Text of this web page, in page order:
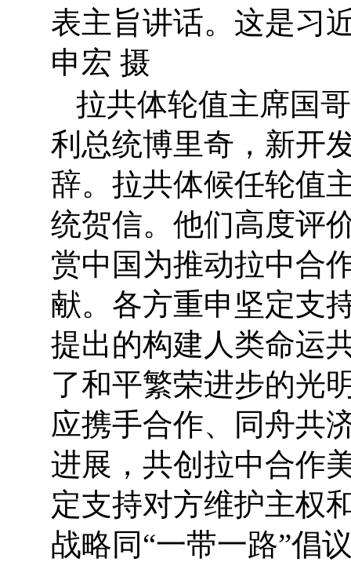
表主旨讲话。这是习
申宏 摄
拉共体轮值主席国
利总统博里奇，新开
辞。拉共体候任轮值
统贺信。他们高度评
赏中国为推动拉中合
献。各方重申坚定支
提出的构建人类命运
了和平繁荣进步的光
应携手合作、同舟共
进展，共创拉中合作
定支持对方维护主权
战略同“一带一路”倡